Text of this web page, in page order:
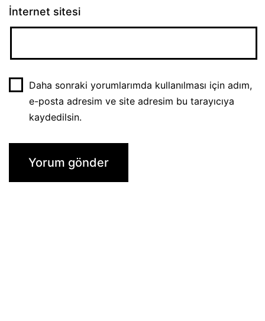
İnternet sitesi
Daha sonraki yorumlarımda kullanılması için adım,
e-posta adresim ve site adresim bu tarayıcıya
kaydedilsin.